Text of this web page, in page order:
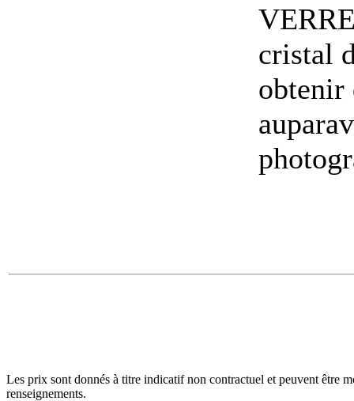
cristal
obtenir
Les prix sont donnés à titre indicatif non contractuel et peuvent être
renseignements.